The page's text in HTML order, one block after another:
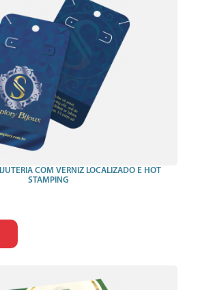
COM VERNIZ LOCALIZADO E HOT
STAMPING